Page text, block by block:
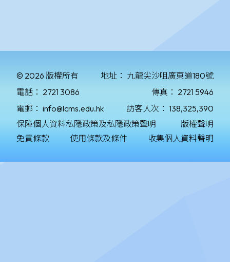
© 2026 版權所有 地址： 九龍尖沙咀廣東道180號
電話： 2721 3086 傳真： 2721 5946
電郵： info@lcms.edu.hk 訪客人次： 138,325,390
保障個人資料私隱政策及私隱政策聲明
版權聲明
免責條款
使用條款及條件 收集個人資料聲明